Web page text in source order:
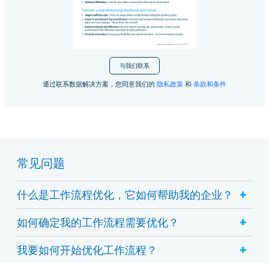
与我们联系
通过联系数据解决方案，您同意我们的 隐私政策 和 条款和条件
常见问题
什么是工作流程优化，它如何帮助我的企业？ +
如何确定我的工作流程需要优化？ +
我要如何开始优化工作流程？ +